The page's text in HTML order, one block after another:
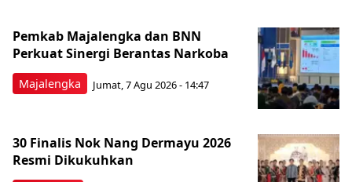
Majalengka
Pemkab Majalengka dan BNN
Perkuat Sinergi Berantas Narkoba
Jumat, 7 Agu 2026 - 14:47
30 Finalis Nok Nang Dermayu 2026
Resmi Dikukuhkan